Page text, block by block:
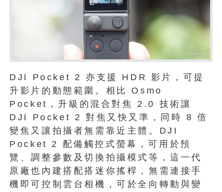
DJI Pocket 2 亦支援 HDR 影片，可提
升影片的動態範圍。相比 Osmo
Pocket，升級的混合對焦 2.0 技術讓
DJI Pocket 2 對焦又快又準，同時 8 倍
變焦又讓拍攝者無需靠近主體。DJI
Pocket 2 配備觸控式螢幕，可用於預
覽、調整參數及切換拍攝模式等，這一代
原廠也內建搭配搭迷你搖桿，無需連接手
機即可控制雲台相機，可於全向轉動與變